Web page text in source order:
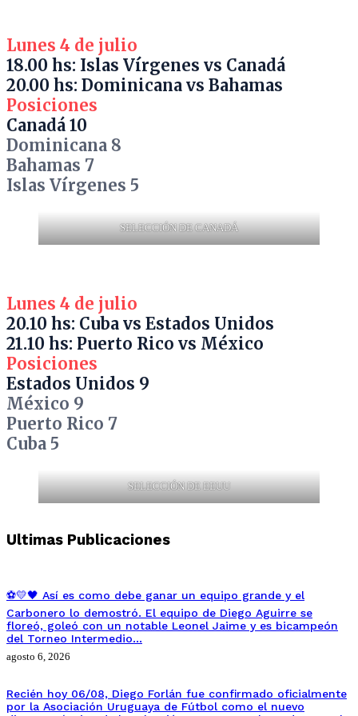
Lunes 4 de julio
18.00 hs: Islas Vírgenes vs Canadá
20.00 hs: Dominicana vs Bahamas
Posiciones
Canadá 10
Dominicana 8
Bahamas 7
Islas Vírgenes 5
SELECCIÓN DE CANADÁ
Lunes 4 de julio
20.10 hs: Cuba vs Estados Unidos
21.10 hs: Puerto Rico vs México
Posiciones
Estados Unidos 9
México 9
Puerto Rico 7
Cuba 5
SELECCIÓN DE EEUU
Ultimas Publicaciones
⚽💛🖤 Así es como debe ganar un equipo grande y el
Carbonero lo demostró. El equipo de Diego Aguirre se
floreó, goleó con un notable Leonel Jaime y es bicampeón
del Torneo Intermedio…
agosto 6, 2026
Recién hoy 06/08, Diego Forlán fue confirmado oficialmente
por la Asociación Uruguaya de Fútbol como el nuevo